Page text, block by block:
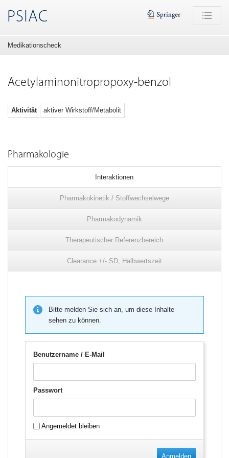
PSIAC
Medikationscheck
Acetylaminonitropropoxy-benzol
Aktivität aktiver Wirkstoff/Metabolit
Pharmakologie
Interaktionen
Pharmakokinetik / Stoffwechselwege
Pharmakodynamik
Therapeutischer Referenzbereich
Clearance +/- SD, Halbwertszeit
Bitte melden Sie sich an, um diese Inhalte
sehen zu können.
Benutzername / E-Mail
Passwort
Angemeldet bleiben
Anmelden